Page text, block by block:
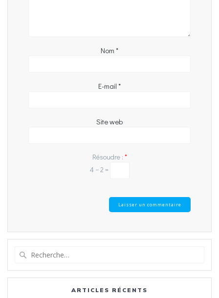
Nom *
E-mail *
Site web
Résoudre : *
4 − 2 =
:
ARTICLES RÉCENTS